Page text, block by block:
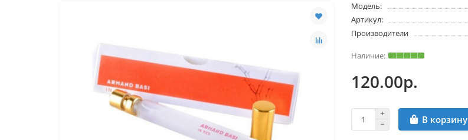
Модель:
Артикул:
Производители
120.00р.
В корзину